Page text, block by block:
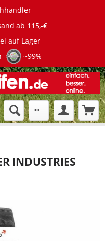
ab 115,-€
auf Lager
~99%
INDUSTRIES